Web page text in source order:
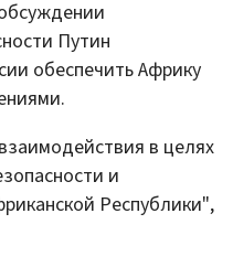
Путин
обеспечить Африку
в целях
и
Республики",